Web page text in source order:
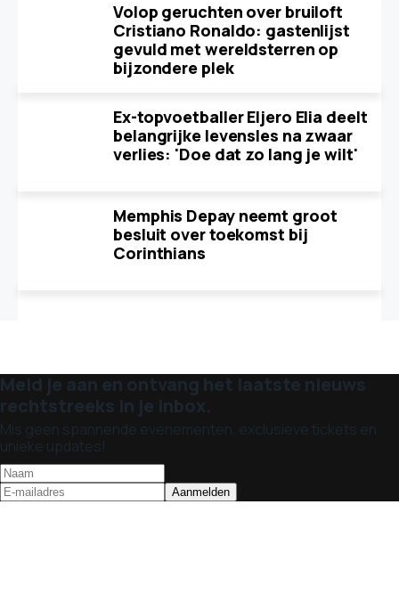
Volop geruchten over bruiloft
Cristiano Ronaldo: gastenlijst
gevuld met wereldsterren op
bijzondere plek
Ex-topvoetballer Eljero Elia deelt
belangrijke levensles na zwaar
verlies: 'Doe dat zo lang je wilt'
Memphis Depay neemt groot
besluit over toekomst bij
Corinthians
Meld je aan en ontvang het laatste nieuws
rechtstreeks in je inbox.
Mis geen spannende evenementen, exclusieve tickets en
unieke updates!